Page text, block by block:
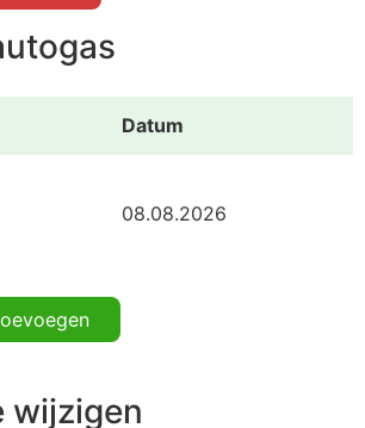
Datum
08.08.2026
wijzigen